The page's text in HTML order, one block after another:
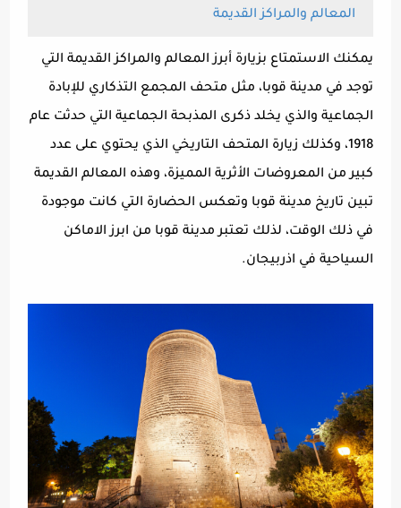
المعالم والمراكز القديمة
يمكنك الاستمتاع بزيارة أبرز المعالم والمراكز القديمة التي
توجد في مدينة قوبا، مثل متحف المجمع التذكاري للإبادة
الجماعية والذي يخلد ذكرى المذبحة الجماعية التي حدثت عام
1918، وكذلك زيارة المتحف التاريخي الذي يحتوي على عدد
كبير من المعروضات الأثرية المميزة، وهذه المعالم القديمة
تبين تاريخ مدينة قوبا وتعكس الحضارة التي كانت موجودة
في ذلك الوقت، لذلك تعتبر مدينة قوبا من ابرز الاماكن
السياحية في اذربيجان.